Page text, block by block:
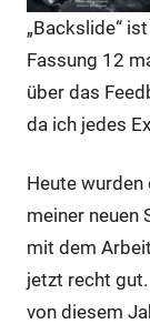
„Backslide“
Fassung 12
über das
da ich jedes
Heute
meiner neuen
mit dem
jetzt recht
von diesem